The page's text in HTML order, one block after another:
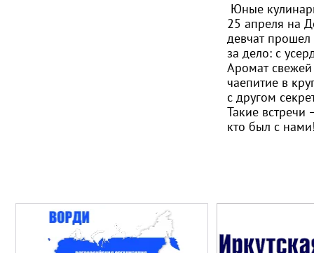
Юные
25 апреля на
девчат
за дело: с
Аромат
чаепитие в
с другом
Такие
кто был с